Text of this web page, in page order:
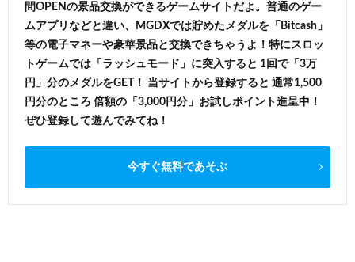
間OPENの景品交換ができるゲームサイトだよ。普通のゲー
ムアプリなどと違い、MGDXでは貯めたメダルを「Bitcash」
等の電子マネーや豪華景品と交換できちゃうよ！特にスロッ
トゲームでは「ラッシュモード」に突入すると 1回で「3万
円」分のメダルをGET！ 当サイトから登録すると 通常1,500
円分のところ 倍額の「3,000円分」お試しポイント進呈中！
ぜひ登録して遊んでみてね！
今すぐ無料であそぶ